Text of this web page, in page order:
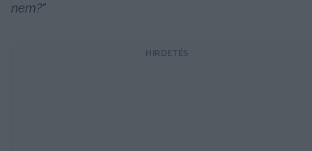
nem?”
HIRDETÉS